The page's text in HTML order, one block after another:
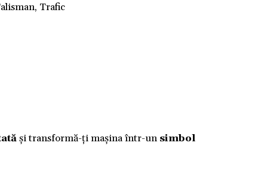
Trafic
și transformă-ți mașina într-un simbol